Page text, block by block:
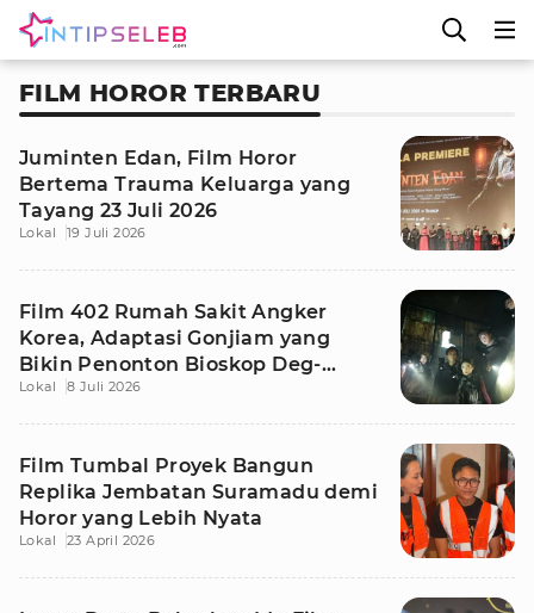
FILM HOROR TERBARU
Juminten Edan, Film Horor
Bertema Trauma Keluarga yang
Tayang 23 Juli 2026
Lokal 19 Juli 2026
Film 402 Rumah Sakit Angker
Korea, Adaptasi Gonjiam yang
Bikin Penonton Bioskop Deg-
degan
Lokal 8 Juli 2026
Film Tumbal Proyek Bangun
Replika Jembatan Suramadu demi
Horor yang Lebih Nyata
Lokal 23 April 2026